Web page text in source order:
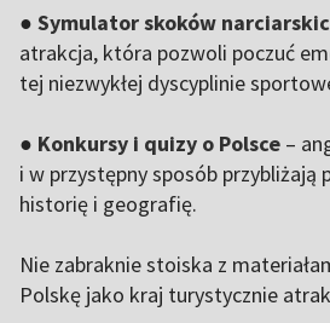
● Symulator skoków
atrakcja, która pozwoli poczuć
tej niezwykłej dyscyplinie
● Konkursy i quizy o Polsce –
i w przystępny sposób przybliżają
historię i geografię.
Nie zabraknie stoiska z
Polskę jako kraj turystycznie